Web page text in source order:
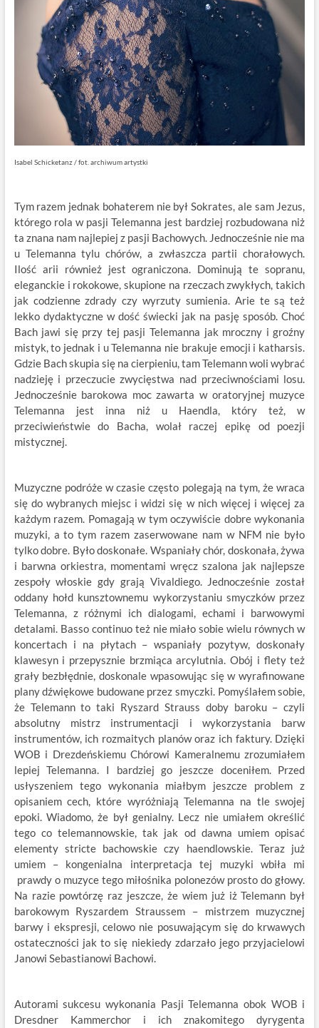
Isabel Schicketanz / fot. archiwum artystki
Tym razem jednak bohaterem nie był Sokrates, ale sam Jezus,
którego rola w pasji Telemanna jest bardziej rozbudowana niż
ta znana nam najlepiej z pasji Bachowych. Jednocześnie nie ma
u Telemanna tylu chórów, a zwłaszcza partii chorałowych.
Ilość arii również jest ograniczona. Dominują te sopranu,
eleganckie i rokokowe, skupione na rzeczach zwykłych, takich
jak codzienne zdrady czy wyrzuty sumienia. Arie te są też
lekko dydaktyczne w dość świecki jak na pasję sposób. Choć
Bach jawi się przy tej pasji Telemanna jak mroczny i groźny
mistyk, to jednak i u Telemanna nie brakuje emocji i katharsis.
Gdzie Bach skupia się na cierpieniu, tam Telemann woli wybrać
nadzieję i przeczucie zwycięstwa nad przeciwnościami losu.
Jednocześnie barokowa moc zawarta w oratoryjnej muzyce
Telemanna jest inna niż u Haendla, który też, w
przeciwieństwie do Bacha, wolał raczej epikę od poezji
mistycznej.
Muzyczne podróże w czasie często polegają na tym, że wraca
się do wybranych miejsc i widzi się w nich więcej i więcej za
każdym razem. Pomagają w tym oczywiście dobre wykonania
muzyki, a to tym razem zaserwowane nam w NFM nie było
tylko dobre. Było doskonałe. Wspaniały chór, doskonała, żywa
i barwna orkiestra, momentami wręcz szalona jak najlepsze
zespoły włoskie gdy grają Vivaldiego. Jednocześnie został
oddany hołd kunsztownemu wykorzystaniu smyczków przez
Telemanna, z różnymi ich dialogami, echami i barwowymi
detalami. Basso continuo też nie miało sobie wielu równych w
koncertach i na płytach – wspaniały pozytyw, doskonały
klawesyn i przepysznie brzmiąca arcylutnia. Obój i flety też
grały bezbłędnie, doskonale wpasowując się w wyrafinowane
plany dźwiękowe budowane przez smyczki. Pomyślałem sobie,
że Telemann to taki Ryszard Strauss doby baroku – czyli
absolutny mistrz instrumentacji i wykorzystania barw
instrumentów, ich rozmaitych planów oraz ich faktury. Dzięki
WOB i Drezdeńskiemu Chórowi Kameralnemu zrozumiałem
lepiej Telemanna. I bardziej go jeszcze doceniłem. Przed
usłyszeniem tego wykonania miałbym jeszcze problem z
opisaniem cech, które wyróżniają Telemanna na tle swojej
epoki. Wiadomo, że był genialny. Lecz nie umiałem określić
tego co telemannowskie, tak jak od dawna umiem opisać
elementy stricte bachowskie czy haendlowskie. Teraz już
umiem – kongenialna interpretacja tej muzyki wbiła mi
prawdy o muzyce tego miłośnika polonezów prosto do głowy.
Na razie powtórzę raz jeszcze, że wiem już iż Telemann był
barokowym Ryszardem Straussem – mistrzem muzycznej
barwy i ekspresji, celowo nie posuwającym się do krwawych
ostateczności jak to się niekiedy zdarzało jego przyjacielowi
Janowi Sebastianowi Bachowi.
Autorami sukcesu wykonania Pasji Telemanna obok WOB i
Dresdner Kammerchor i ich znakomitego dyrygenta